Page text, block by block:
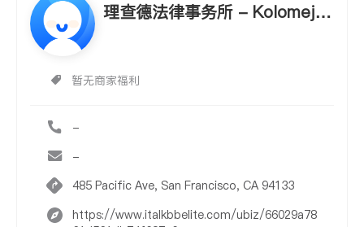
理查德法律事务所 - Kolomeje
暂无商家福利
-
-
485 Pacific Ave, San Francisco, CA 94133
https://www.italkbbelite.com/ubiz/66029a78